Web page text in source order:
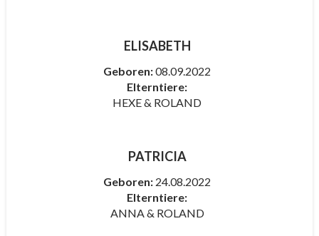
ELISABETH
Geboren:08.09.2022
Elterntiere:
HEXE & ROLAND
PATRICIA
Geboren: 24.08.2022
Elterntiere:
ANNA & ROLAND